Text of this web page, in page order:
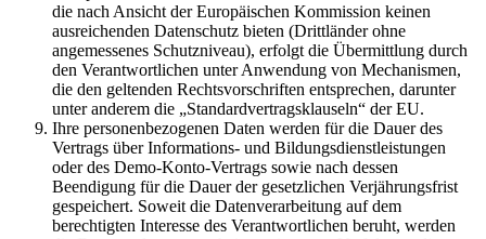
die nach Ansicht der Europäischen Kommission keinen
ausreichenden Datenschutz bieten (Drittländer ohne
angemessenes Schutzniveau), erfolgt die Übermittlung durch
den Verantwortlichen unter Anwendung von Mechanismen,
die den geltenden Rechtsvorschriften entsprechen, darunter
unter anderem die „Standardvertragsklauseln“ der EU.
Ihre personenbezogenen Daten werden für die Dauer des
Vertrags über Informations- und Bildungsdienstleistungen
oder des Demo-Konto-Vertrags sowie nach dessen
Beendigung für die Dauer der gesetzlichen Verjährungsfrist
gespeichert. Soweit die Datenverarbeitung auf dem
berechtigten Interesse des Verantwortlichen beruht, werden